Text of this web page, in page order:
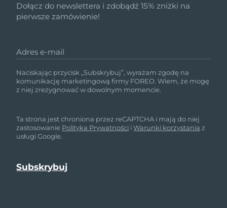
Dołącz do newslettera i zdobądź 15% zniżki na
pierwsze zamówienie!
Adres e-mail
Naciskając przycisk „Subskrybuj”, wyrażam zgodę na
komunikację marketingową firmy FOREO. Wiem, że mogę
z niej zrezygnować w dowolnym momencie.
Ta strona jest chroniona przez reCAPTCHA i mają do niej
zastosowanie Polityka Prywatności iWarunki korzystania z
usługi Google.